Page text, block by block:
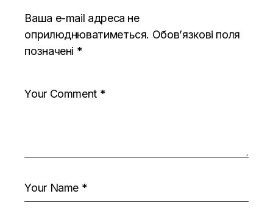
Ваша e-mail адреса не
оприлюднюватиметься. Обов’язкові поля
позначені *